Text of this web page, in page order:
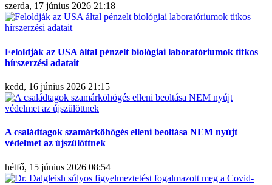
szerda, 17 június 2026 21:18
Feloldják az USA által pénzelt biológiai laboratóriumok titkos
hírszerzési adatait
kedd, 16 június 2026 21:15
A családtagok szamárköhögés elleni beoltása NEM nyújt
védelmet az újszülöttnek
hétfő, 15 június 2026 08:54